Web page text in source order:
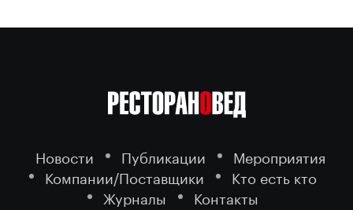
Новости Публикации
Мероприятия
Компании/Поставщики
Кто есть кто
Журналы
Контакты